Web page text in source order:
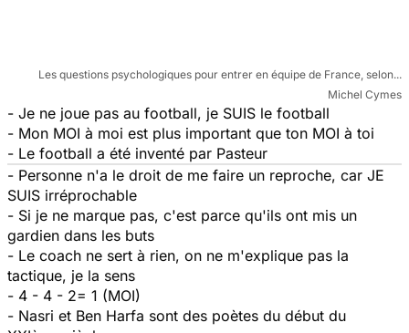
Les questions psychologiques pour entrer en équipe de France, selon...
Michel Cymes
- Je ne joue pas au football, je SUIS le football
- Mon MOI à moi est plus important que ton MOI à toi
- Le football a été inventé par Pasteur
- Personne n'a le droit de me faire un reproche, car JE
SUIS irréprochable
- Si je ne marque pas, c'est parce qu'ils ont mis un
gardien dans les buts
- Le coach ne sert à rien, on ne m'explique pas la
tactique, je la sens
- 4 - 4 - 2= 1 (MOI)
- Nasri et Ben Harfa sont des poètes du début du